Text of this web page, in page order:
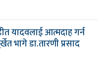
यादवलाई आत्मदाह गर्न
भागे डा.तारणी प्रसाद